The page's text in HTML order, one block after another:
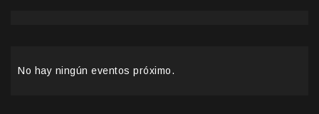
No hay ningún eventos próximo.